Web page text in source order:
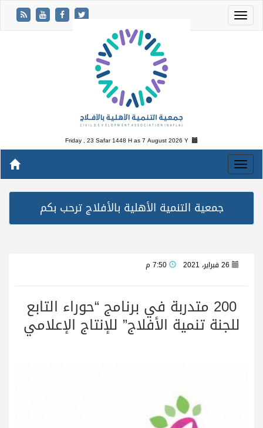
Friday , 23 Safar 1448 H as7 August 2026 Y
جمعية التنمية الأهلية بالأفلاج ترحب بكم
26 فبراير، 2021
200 متدربة في برنامج “حوراء التابع
للجنة تنمية الأفلاج” للإنتاج الإعلامي